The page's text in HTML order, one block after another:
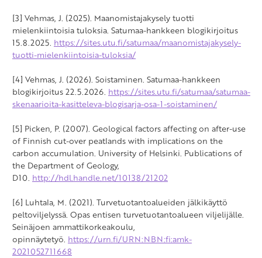
[3] Vehmas, J. (2025). Maanomistajakysely tuotti
mielenkiintoisia tuloksia. Satumaa-hankkeen blogikirjoitus
15.8.2025. https://sites.utu.fi/satumaa/maanomistajakysely-
tuotti-mielenkiintoisia-tuloksia/
[4] Vehmas, J. (2026). Soistaminen. Satumaa-hankkeen
blogikirjoitus 22.5.2026. https://sites.utu.fi/satumaa/satumaa-
skenaarioita-kasitteleva-blogisarja-osa-1-soistaminen/
[5] Picken, P. (2007). Geological factors affecting on after-use
of Finnish cut-over peatlands with implications on the
carbon accumulation. University of Helsinki. Publications of
the Department of Geology,
D10. http://hdl.handle.net/10138/21202
[6] Luhtala, M. (2021). Turvetuotantoalueiden jälkikäyttö
peltoviljelyssä. Opas entisen turvetuotantoalueen viljelijälle.
Seinäjoen ammattikorkeakoulu,
opinnäytetyö. https://urn.fi/URN:NBN:fi:amk-
2021052711668